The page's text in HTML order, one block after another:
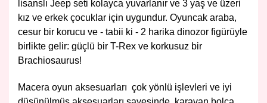
lisanslı Jeep seti kolayca yuvarlanır ve 3 yaş ve üzeri
kız ve erkek çocuklar için uygundur. Oyuncak araba,
cesur bir korucu ve - tabii ki - 2 harika dinozor figürüyle
birlikte gelir: güçlü bir T-Rex ve korkusuz bir
Brachiosaurus!
Macera oyun aksesuarları çok yönlü işlevleri ve iyi